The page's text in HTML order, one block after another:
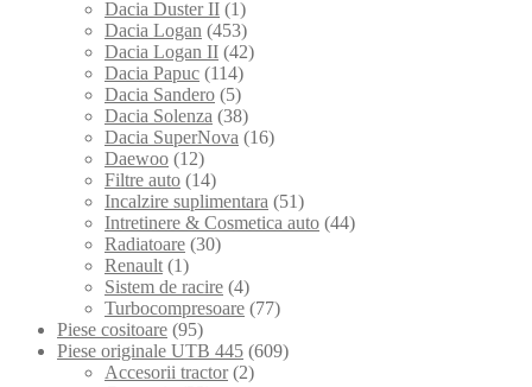
Dacia Duster II (1)
Dacia Logan (453)
Dacia Logan II (42)
Dacia Papuc (114)
Dacia Sandero (5)
Dacia Solenza (38)
Dacia SuperNova (16)
Daewoo (12)
Filtre auto (14)
Incalzire suplimentara (51)
Intretinere & Cosmetica auto (44)
Radiatoare (30)
Renault (1)
Sistem de racire (4)
Turbocompresoare (77)
Piese cositoare (95)
Piese originale UTB 445 (609)
Accesorii tractor (2)